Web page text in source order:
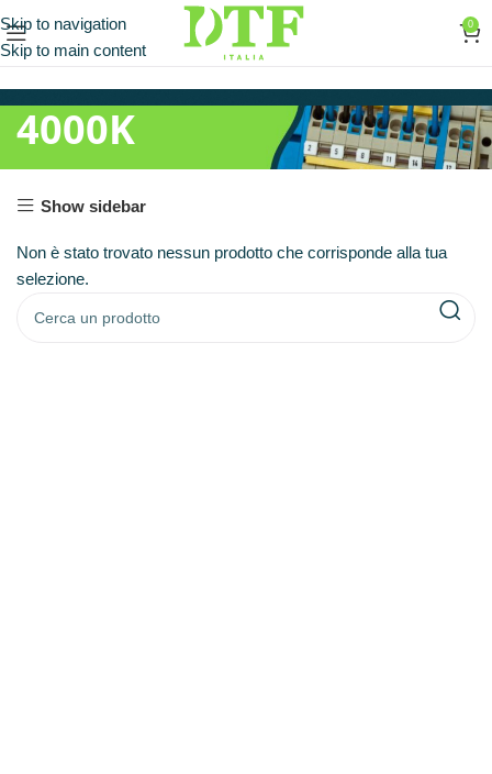
Skip to navigation
Skip to main content
0
4000K
Show sidebar
Non è stato trovato nessun prodotto che corrisponde alla tua
selezione.